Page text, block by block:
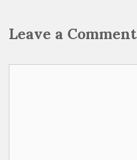
Leave a Comment